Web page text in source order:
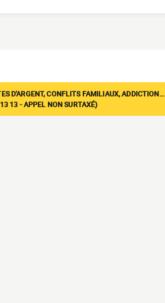
D'ARGENT, CONFLITS FAMILIAUX, ADDICTION…
13 - APPEL NON SURTAXÉ)